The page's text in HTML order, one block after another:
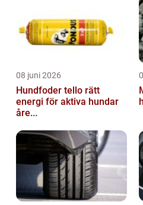
08 juni 2026
Hundfoder tello rätt
energi för aktiva hundar
åre...